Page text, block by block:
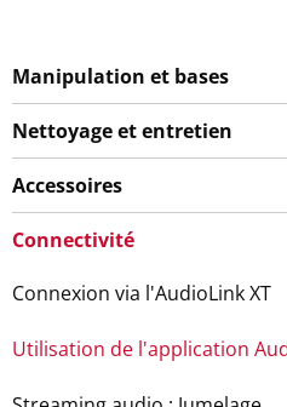
Manipulation et bases
Nettoyage et entretien
Accessoires
Connectivité
Connexion via l'AudioLink XT
Utilisation de l'application